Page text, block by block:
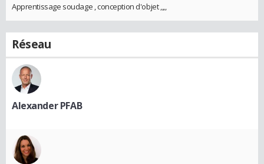
Apprentissage soudage , conception d'objet ,,,,
Réseau
Alexander PFAB